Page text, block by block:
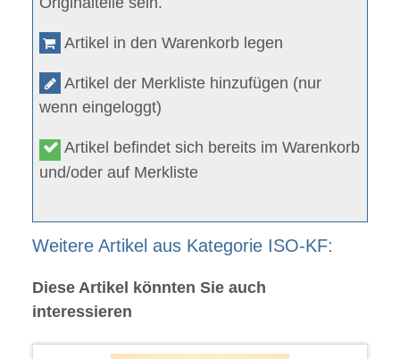
Artikel in den Warenkorb legen
Artikel der Merkliste hinzufügen (nur
wenn eingeloggt)
Artikel befindet sich bereits im Warenkorb
und/oder auf Merkliste
Weitere Artikel aus Kategorie ISO-KF:
Diese Artikel könnten Sie auch
interessieren